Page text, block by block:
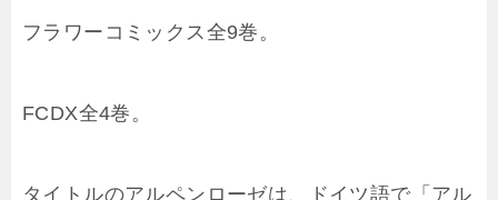
フラワーコミックス全9巻。
FCDX全4巻。
タイトルのアルペンローゼは、ドイツ語で「アル